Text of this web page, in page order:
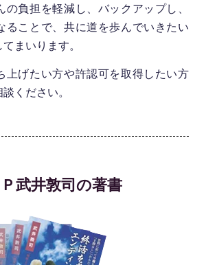
の負担を軽減し、バックアップし、
ることで、共に道を歩んでいきたい
まいります。
上げたい方や許認可を取得したい方
ください。
武井敦司の著書